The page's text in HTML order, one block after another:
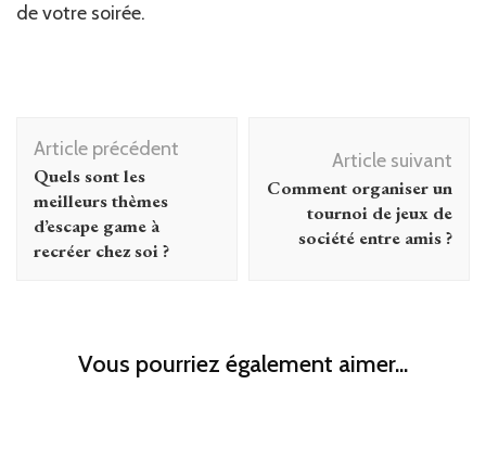
de votre soirée.
Navigation
d'article
Article précédent
Quels sont les
meilleurs thèmes
d’escape game à
recréer chez soi ?
Article suivant
Comment organiser un
tournoi de jeux de
société entre amis ?
Vous pourriez également aimer...